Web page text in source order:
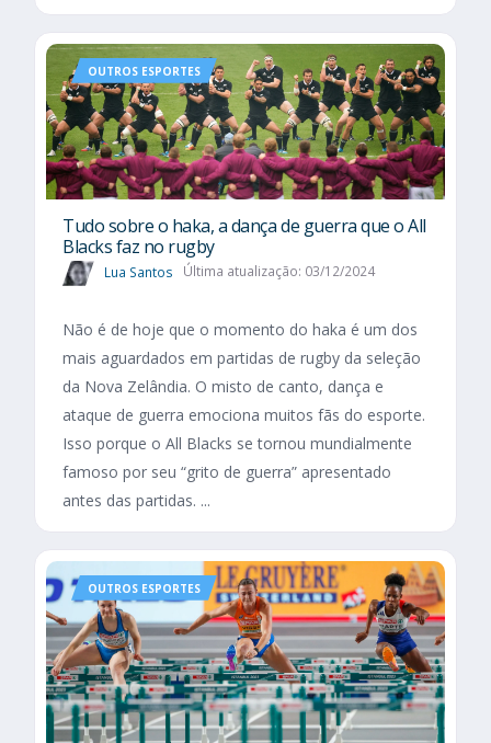
OUTROS ESPORTES
Tudo sobre o haka, a dança de guerra que o All
Blacks faz no rugby
Lua Santos Última atualização: 03/12/2024
Não é de hoje que o momento do haka é um dos
mais aguardados em partidas de rugby da seleção
da Nova Zelândia. O misto de canto, dança e
ataque de guerra emociona muitos fãs do esporte.
Isso porque o All Blacks se tornou mundialmente
famoso por seu “grito de guerra” apresentado
antes das partidas. ...
OUTROS ESPORTES